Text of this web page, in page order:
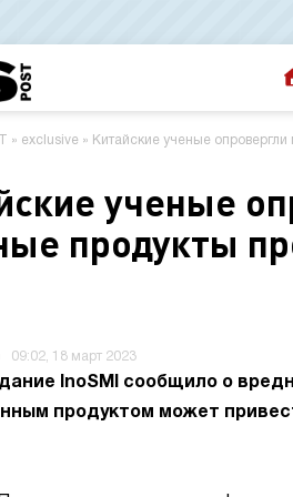
» exclusive » Китайские ученые
ученые
продукты
09:02, 18 март 2023
InoSMI сообщило о
продуктом может